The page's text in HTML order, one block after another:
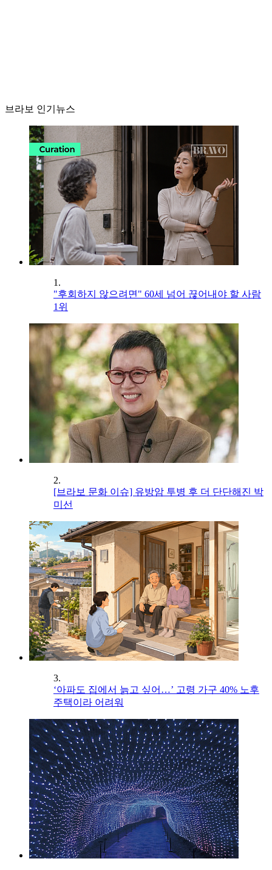
브라보 인기뉴스
1.
"후회하지 않으려면" 60세 넘어 끊어내야 할 사람
1위
2.
[브라보 문화 이슈] 유방암 투병 후 더 단단해진 박
미선
3.
‘아파도 집에서 늙고 싶어…’ 고령 가구 40% 노후
주택이라 어려워